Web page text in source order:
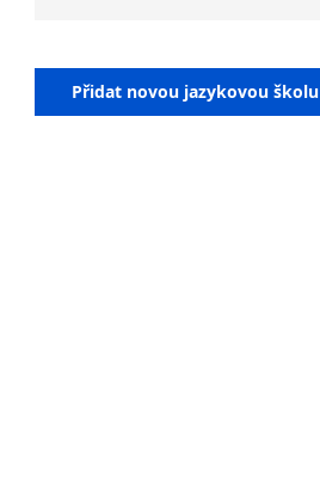
Přidat novou jazykovou školu